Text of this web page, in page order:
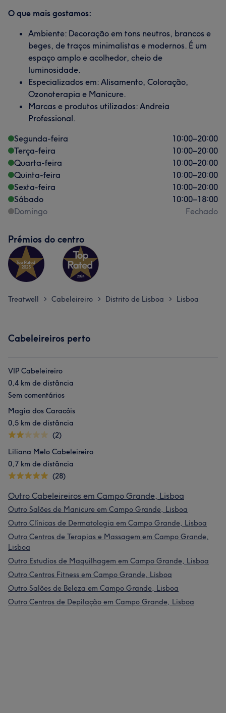
O que mais gostamos:
Ambiente: Decoração em tons neutros, brancos e
beges, de traços minimalistas e modernos. É um
espaço amplo e acolhedor, cheio de
luminosidade.
Especializados em: Alisamento, Coloração,
Ozonoterapia e Manicure.
Marcas e produtos utilizados: Andreia
Professional.
Segunda-feira
10:00–20:00
Terça-feira
10:00–20:00
Quarta-feira
10:00–20:00
Quinta-feira
10:00–20:00
Sexta-feira
10:00–20:00
Sábado
10:00–18:00
Domingo
Fechado
Prémios do centro
Treatwell > Cabeleireiro > Distrito de Lisboa > Lisboa
Cabeleireiros perto
VIP Cabeleireiro
0,4 km de distância
Sem comentários
Magia dos Caracóis
0,5 km de distância
(2)
Liliana Melo Cabeleireiro
0,7 km de distância
(28)
Outro Cabeleireiros em Campo Grande, Lisboa
Outro Salões de Manicure em Campo Grande, Lisboa
Outro Clínicas de Dermatologia em Campo Grande, Lisboa
Outro Centros de Terapias e Massagem em Campo Grande,
Lisboa
Outro Estudios de Maquilhagem em Campo Grande, Lisboa
Outro Centros Fitness em Campo Grande, Lisboa
Outro Salões de Beleza em Campo Grande, Lisboa
Outro Centros de Depilação em Campo Grande, Lisboa